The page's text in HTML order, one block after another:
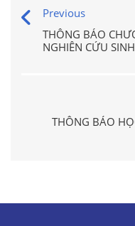
Previous
THÔNG BÁO
NGHIÊN CỨU
THÔNG BÁO